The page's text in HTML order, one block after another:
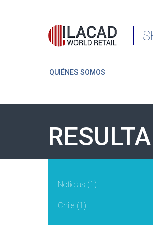
QUIÉNES SOMOS
Noticias (1)
Chile(1)